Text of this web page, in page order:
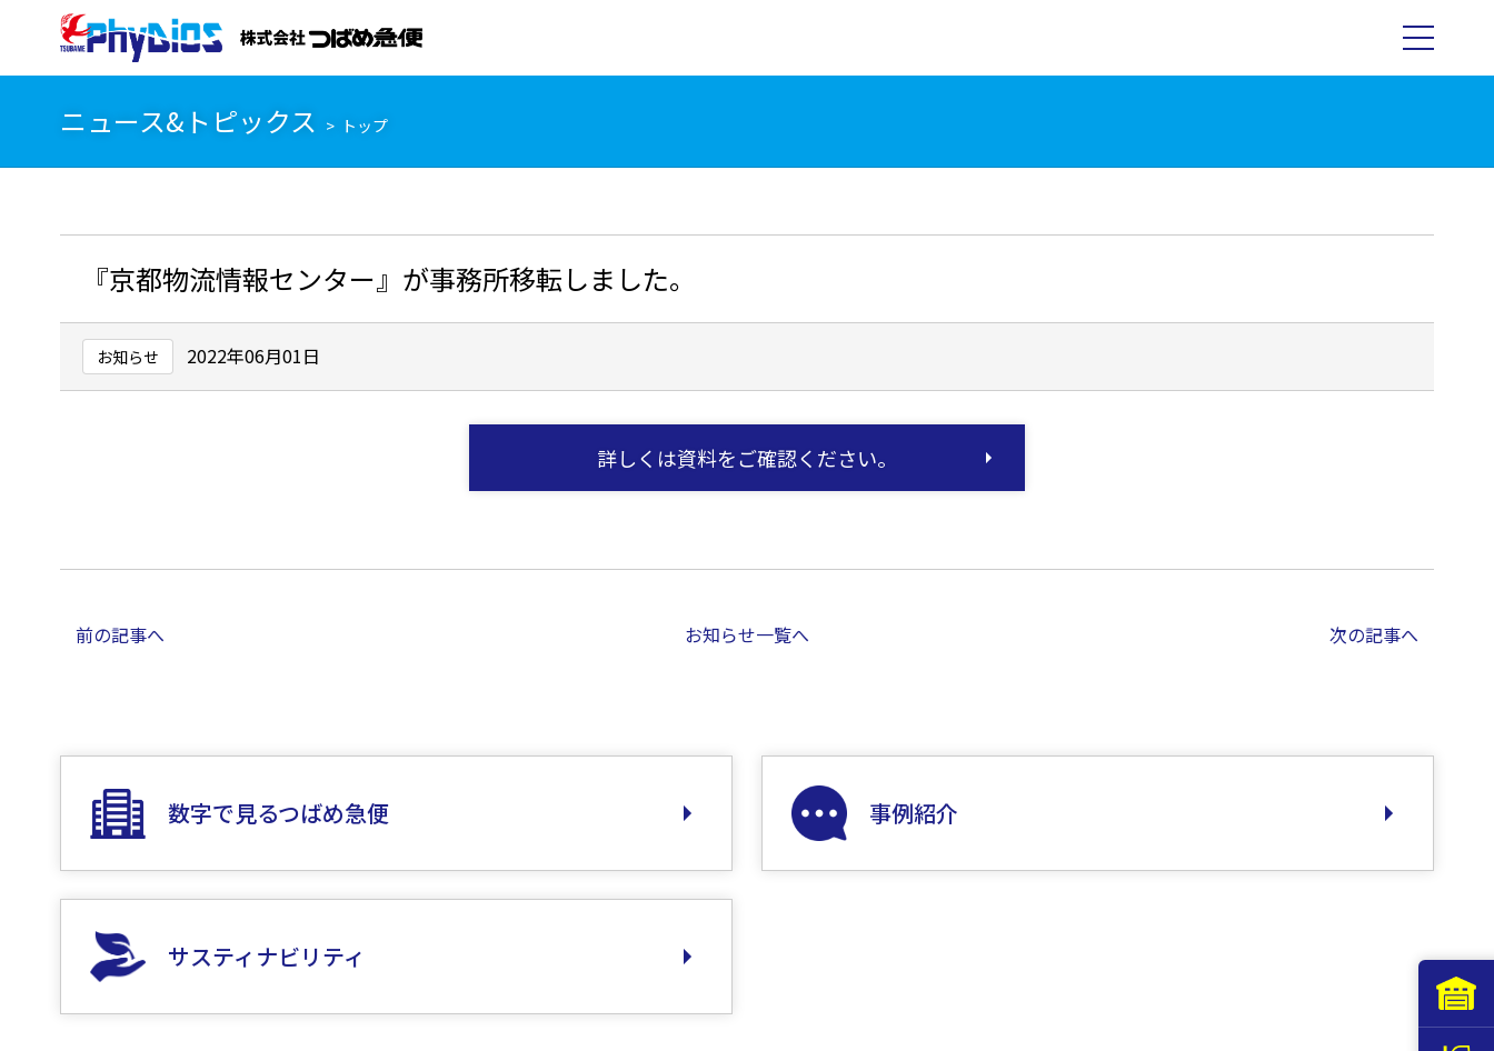
ニュース&トピックス トップ
『京都物流情報センター』が事務所移転しました。
お知らせ 2022年06月01日
詳しくは資料をご確認ください。
前の記事へ お知らせ一覧へ 次の記事へ
数字で見るつばめ急便 事例紹介
サスティナビリティ